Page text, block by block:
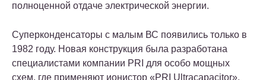
полноценной отдаче электрической энергии.
Суперконденсаторы с малым ВС появились только в
1982 году. Новая конструкция была разработана
специалистами компании PRI для особо мощных
схем, где применяют ионистор «PRI Ultracapacitor».